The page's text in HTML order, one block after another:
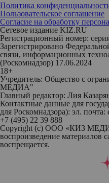
Политика
Пользовательское соглашение
Согласие на обработку
Сетевое издание KIZ.RU
Регистрационный номер:
Зарегистрировано
связи, информационных
(Роскомнадзор) 17.06.2024
18+
Учредитель: Общество с
МЕДИА"
Главный редактор: Лия
Контактные данные для
для Роскомнадзора): эл.
+7 (495) 22 39 888
Copyright (с) ООО «КИЗ
воспроизведение материалов
воспрещается.